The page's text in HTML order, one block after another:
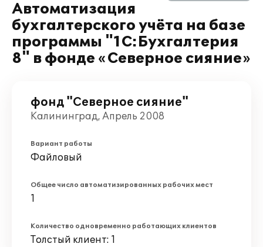
Автоматизация
бухгалтерского учёта на базе
программы "1С:Бухгалтерия
8" в фонде «Северное сияние»
фонд "Северное сияние"
Калининград, Апрель 2008
Вариант работы
Файловый
Общее число автоматизированных рабочих мест
1
Количество одновременно работающих клиентов
Толстый клиент: 1